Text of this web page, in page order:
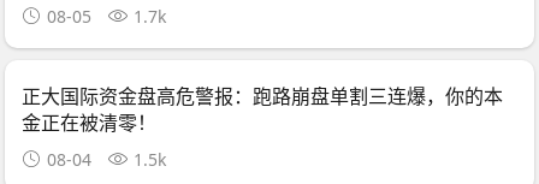
08-05 1.7k
正大国际资金盘高危警报：跑路崩盘单割三连爆，你的本
金正在被清零！
08-04 1.5k